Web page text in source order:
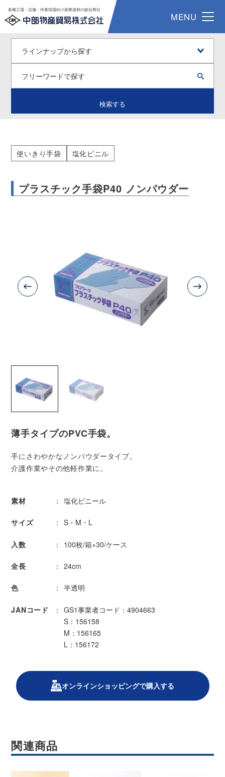
各種工場・店舗・作業現場向け産業資材の総合商社
MENU
検索する
使いきり手袋 塩化ビニル
プラスチック手袋P40 ノンパウダー
薄手タイプのPVC手袋。
手にさわやかなノンパウダータイプ。
介護作業やその他軽作業に。
素材 塩化ビニール
サイズ S・M・L
入数 100枚/箱×30/ケース
全長 24cm
色 半透明
JANコード
GS1事業者コード：4904663
S：156158
M：156165
L：156172
オンラインショッピングで購入する
関連商品